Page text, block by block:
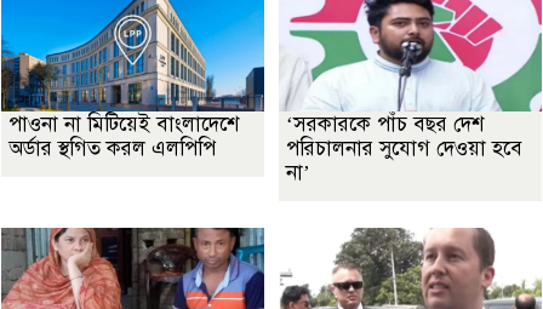
পাওনা না মিটিয়েই বাংলাদেশে
অর্ডার স্থগিত করল এলপিপি
‘সরকারকে পাঁচ বছর দেশ
পরিচালনার সুযোগ দেওয়া হবে
না’